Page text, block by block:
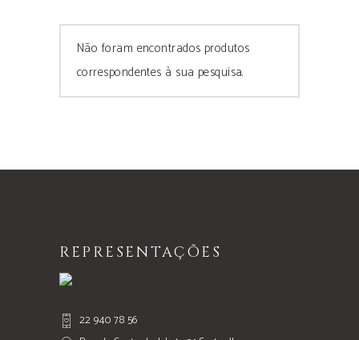
Não foram encontrados produtos
correspondentes à sua pesquisa.
REPRESENTAÇÕES
22 940 78 56